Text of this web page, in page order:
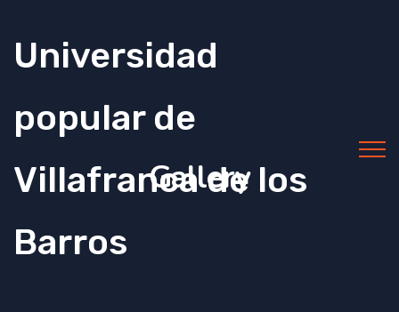
Universidad
popular de
Villafranca de los
Barros
Gallery